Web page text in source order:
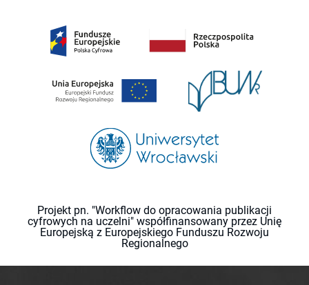
Projekt pn. "Workflow do opracowania publikacji
cyfrowych na uczelni" współfinansowany przez Unię
Europejską z Europejskiego Funduszu Rozwoju
Regionalnego